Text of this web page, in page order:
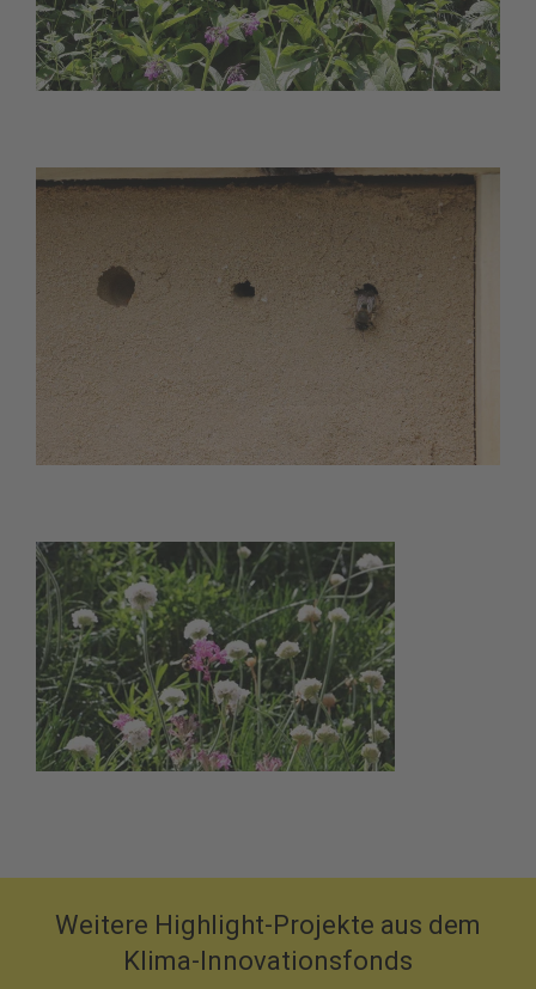
Weitere Highlight-Projekte aus dem
Klima-Innovationsfonds